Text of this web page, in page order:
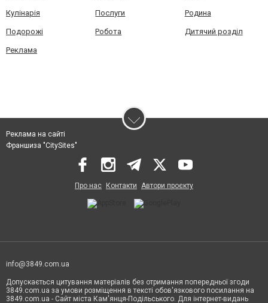
Кулінарія Послуги Родина
Подорожі Робота Дитячий розділ
Реклама
Реклама на сайті
Франшиза "CitySites"
Про нас Контакти Автори проєкту
info@3849.com.ua
Допускається цитування матеріалів без отримання попередньої згоди
3849.com.ua за умови розміщення в тексті обов'язкового посилання на
3849.com.ua - Сайт міста Кам'янця-Подільського. Для інтернет-видань